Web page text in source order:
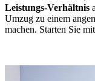
Leistungs-Verhältnis
Umzug zu einem
machen. Starten Sie